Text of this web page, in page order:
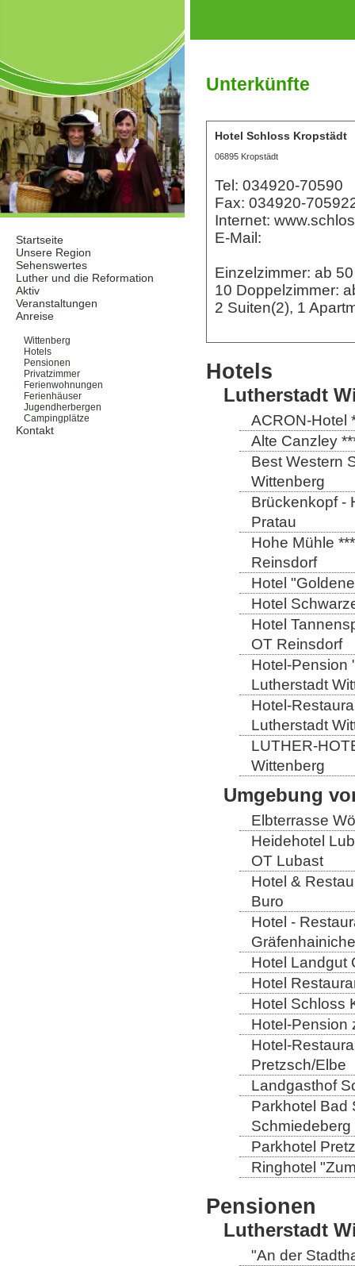
Startseite
Unsere Region
Sehenswertes
Luther und die Reformation
Aktiv
Veranstaltungen
Anreise
Wittenberg
Hotels
Pensionen
Privatzimmer
Ferienwohnungen
Ferienhäuser
Jugendherbergen
Campingplätze
Kontakt
Unterkünfte
Hotel Schloss Kropstädt
06895 Kropstädt
Tel: 034920-70590
Fax: 034920-
Internet:
E-Mail:
Einzelzimmer: ab
10 Doppelzimmer:
2 Suiten(2), 1
Hotels
Lutherstadt
ACRON-Hotel
Alte Canzley
Best Western
Wittenberg
Brückenkopf -
Pratau
Hohe Mühle
Reinsdorf
Hotel
Hotel
Hotel
OT Reinsdorf
Hotel-Pension
Lutherstadt
Hotel-
Lutherstadt
LUTHER-
Wittenberg
Umgebung
Elbterrasse
Heidehotel
OT Lubast
Hotel &
Buro
Hotel -
Hotel Landgut
Hotel
Hotel Schloss
Hotel-Pension
Hotel-
Pretzsch/Elbe
Landgasthof
Parkhotel Bad
Schmiedeberg
Parkhotel
Ringhotel
Pensionen
Lutherstadt
"An der